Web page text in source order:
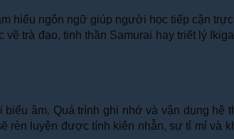
hiểu ngôn ngữ giúp người học tiếp cận
trà đạo, tinh thần Samurai hay triết lý
âm. Quá trình ghi nhớ và vận dụng hệ
luyện được tính kiên nhẫn, sự tỉ mỉ và